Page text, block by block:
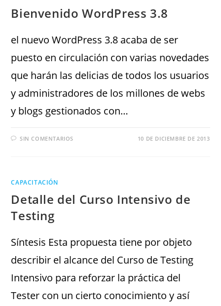
Bienvenido WordPress 3.8
el nuevo WordPress 3.8 acaba de ser
puesto en circulación con varias novedades
que harán las delicias de todos los usuarios
y administradores de los millones de webs
y blogs gestionados con…
SIN COMENTARIOS 10 DE DICIEMBRE DE 2013
CAPACITACIÓN
Detalle del Curso Intensivo de
Testing
Síntesis Esta propuesta tiene por objeto
describir el alcance del Curso de Testing
Intensivo para reforzar la práctica del
Tester con un cierto conocimiento y así